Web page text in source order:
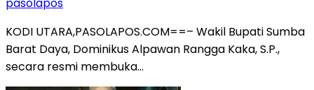
pasolapos
KODI UTARA,PASOLAPOS.COM==– Wakil Bupati Sumba
Barat Daya, Dominikus Alpawan Rangga Kaka, S.P.,
secara resmi membuka…